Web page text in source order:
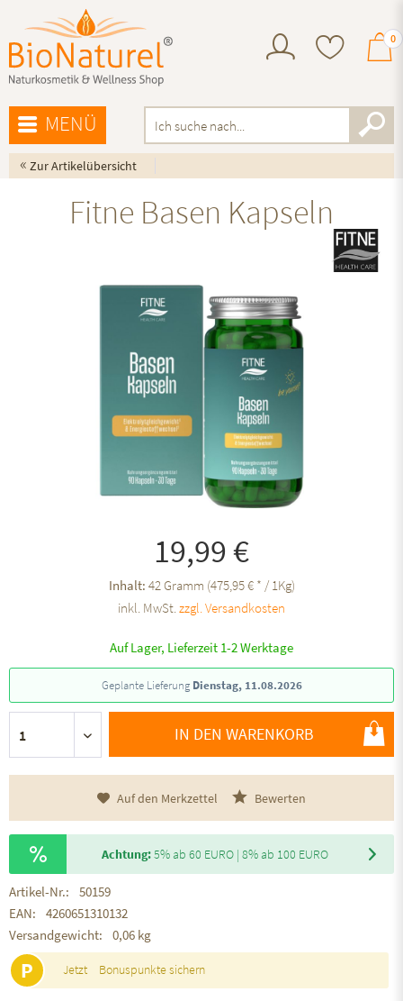
0
MENÜ
« Zur Artikelübersicht
Fitne Basen Kapseln
19,99 €
Inhalt: 42 Gramm (475,95 € * / 1Kg)
inkl. MwSt.zzgl. Versandkosten
Auf Lager, Lieferzeit 1-2 Werktage
Geplante Lieferung Dienstag, 11.08.2026
IN DEN WARENKORB
Auf den Merkzettel Bewerten
Achtung:5% ab 60 EURO | 8% ab 100 EURO
Artikel-Nr.:
50159
EAN:
4260651310132
Versandgewicht:
0,06 kg
P Jetzt Bonuspunkte sichern